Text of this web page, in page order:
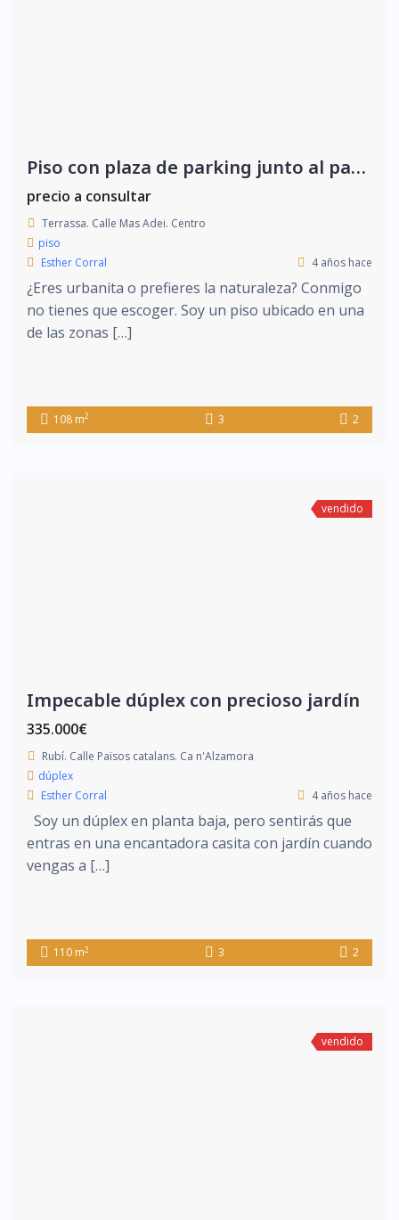
Piso con plaza de parking junto al parque de Vallparadis
precio a consultar
Terrassa. Calle Mas Adei. Centro
piso
Esther Corral
4 años hace
¿Eres urbanita o prefieres la naturaleza? Conmigo
no tienes que escoger. Soy un piso ubicado en una
de las zonas […]
108 m2 3 2
vendido
Impecable dúplex con precioso jardín
335.000€
Rubí. Calle Països catalans. Ca n'Alzamora
dúplex
Esther Corral
4 años hace
Soy un dúplex en planta baja, pero sentirás que
entras en una encantadora casita con jardín cuando
vengas a […]
110 m2 3 2
vendido